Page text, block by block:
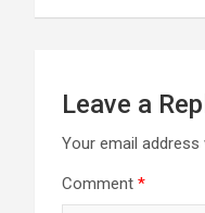
Leave a
Your email address
Comment *